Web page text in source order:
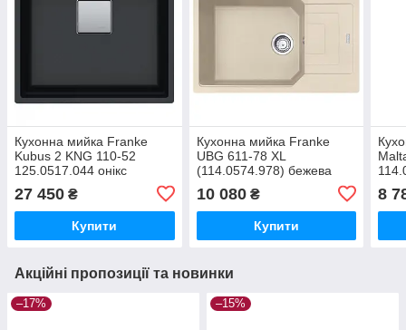
Кухонна мийка Franke
Kubus 2 KNG 110-52
125.0517.044 онікс
27 450 ₴
Купити
Кухонна мийка Franke
UBG 611-78 XL
(114.0574.978) бежева
10 080₴
Купити
8
Акційні пропозиції та новинки
–17% –15%